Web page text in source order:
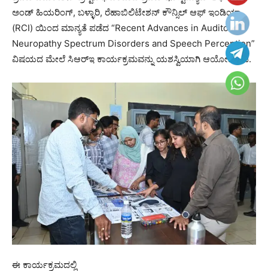
ಅಂಡ್ ಹಿಯರಿಂಗ್, ಬಳ್ಳಾರಿ, ರೆಹಾಬಿಲಿಟೇಶನ್ ಕೌನ್ಸಿಲ್ ಆಫ್ ಇಂಡಿಯಾ
(RCI) ಯಿಂದ ಮಾನ್ಯತೆ ಪಡೆದ “Recent Advances in Auditory
Neuropathy Spectrum Disorders and Speech Perception”
ವಿಷಯದ ಮೇಲೆ ಸಿಆರ್‌ಇ ಕಾರ್ಯಕ್ರಮವನ್ನು ಯಶಸ್ವಿಯಾಗಿ ಆಯೋಜಿಸಿತು.
ಈ ಕಾರ್ಯಕ್ರಮದಲ್ಲಿ